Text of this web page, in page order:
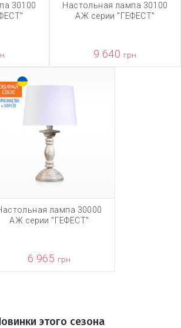
30100
Настольная лампа 30100
АЖ серии "ГЕФЕСТ"
9 640 грн
лампа 30000
АЖ серии "ГЕФЕСТ"
6 965 грн
этого сезона